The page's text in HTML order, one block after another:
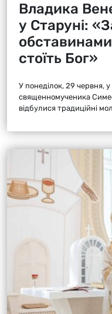
Владика
у Старуні:
стоїть Бог»
У понеділок, 29 червня,
священномученика
відбулися традиційні